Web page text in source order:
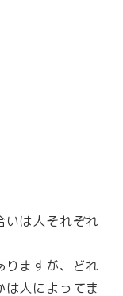
いは人それぞれ
りますが、どれ
人によってま